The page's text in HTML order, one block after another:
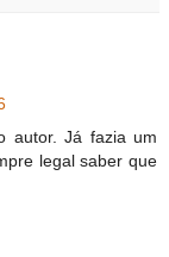
autor. Já fazia um
legal saber que